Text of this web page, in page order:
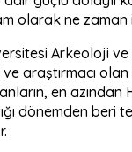
olarak ne zaman
Arkeoloji ve
araştırmacı
en azından
dönemden beri